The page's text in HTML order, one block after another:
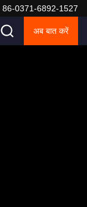
86-0371-6892-1527
अब बात करें